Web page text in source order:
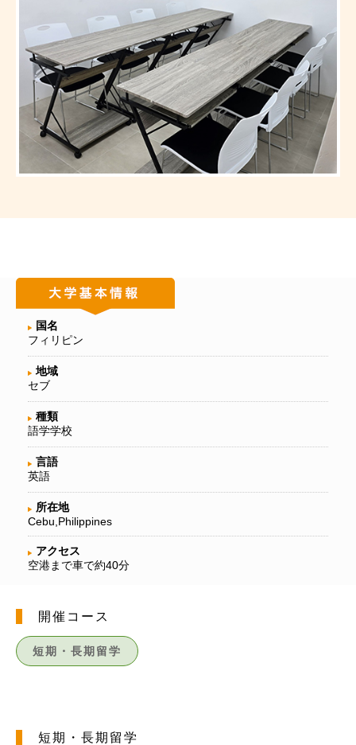
国名
フィリピン
地域
セブ
種類
語学学校
言語
英語
所在地
Cebu,Philippines
アクセス
空港まで車で約40分
開催コース
短期・長期留学
短期・長期留学